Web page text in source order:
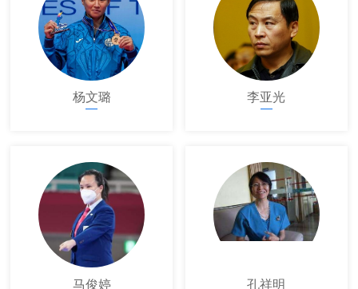
杨文璐 李亚光
马俊婷 孔祥明